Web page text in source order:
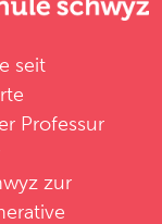
seit
Professur
zur